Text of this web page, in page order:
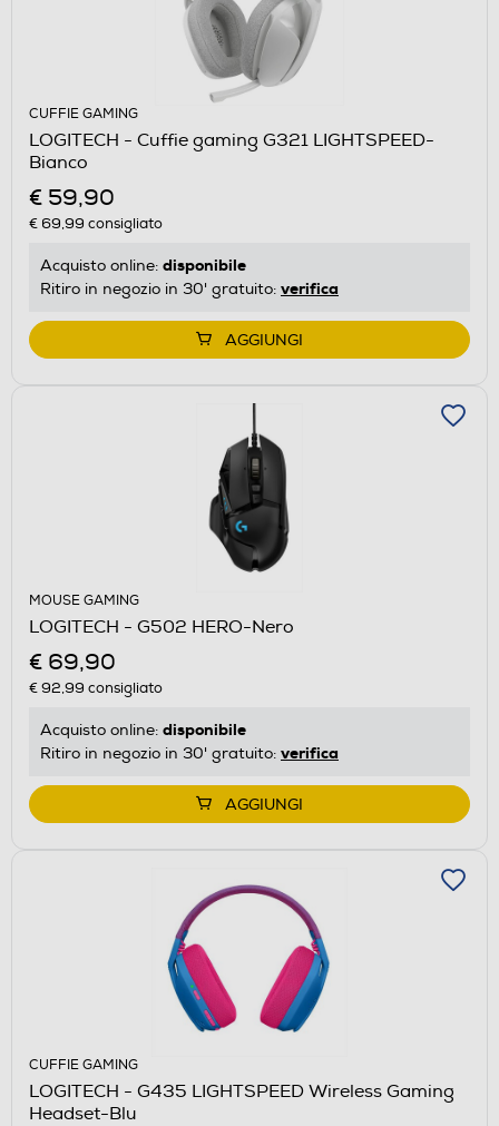
CUFFIE GAMING
LOGITECH - Cuffie gaming G321 LIGHTSPEED-
Bianco
€ 59,90
€ 69,99 consigliato
Acquisto online: disponibile
Ritiro in negozio in 30' gratuito: verifica
AGGIUNGI
MOUSE GAMING
LOGITECH - G502 HERO-Nero
€ 69,90
€ 92,99 consigliato
Acquisto online: disponibile
Ritiro in negozio in 30' gratuito: verifica
AGGIUNGI
CUFFIE GAMING
LOGITECH - G435 LIGHTSPEED Wireless Gaming
Headset-Blu